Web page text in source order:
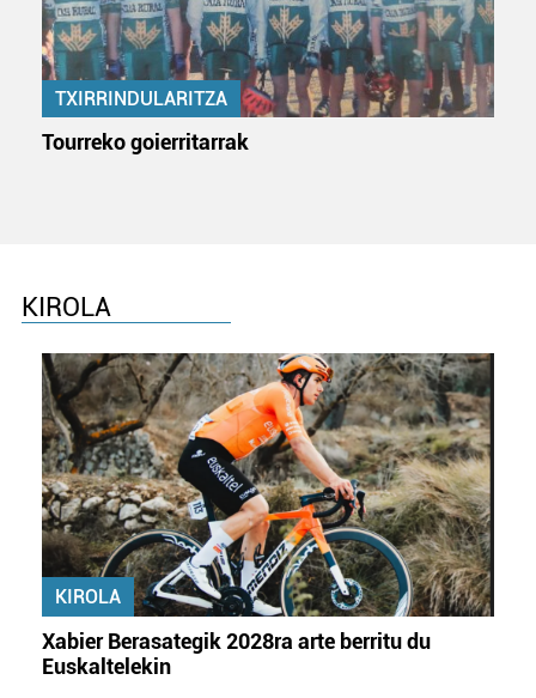
TXIRRINDULARITZA
Tourreko goierritarrak
KIROLA
KIROLA
Xabier Berasategik 2028ra arte berritu du
Euskaltelekin